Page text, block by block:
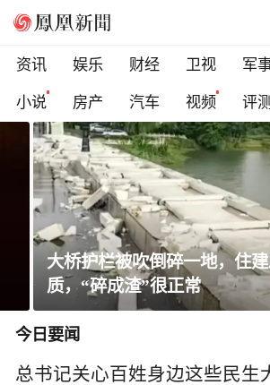
资讯 娱乐 财经 卫视 军
小说
房产 汽车 视频 评
大桥护栏被吹倒碎一地，住建
质，“碎成渣”很正常
今日要闻
总书记关心百姓身边这些民生